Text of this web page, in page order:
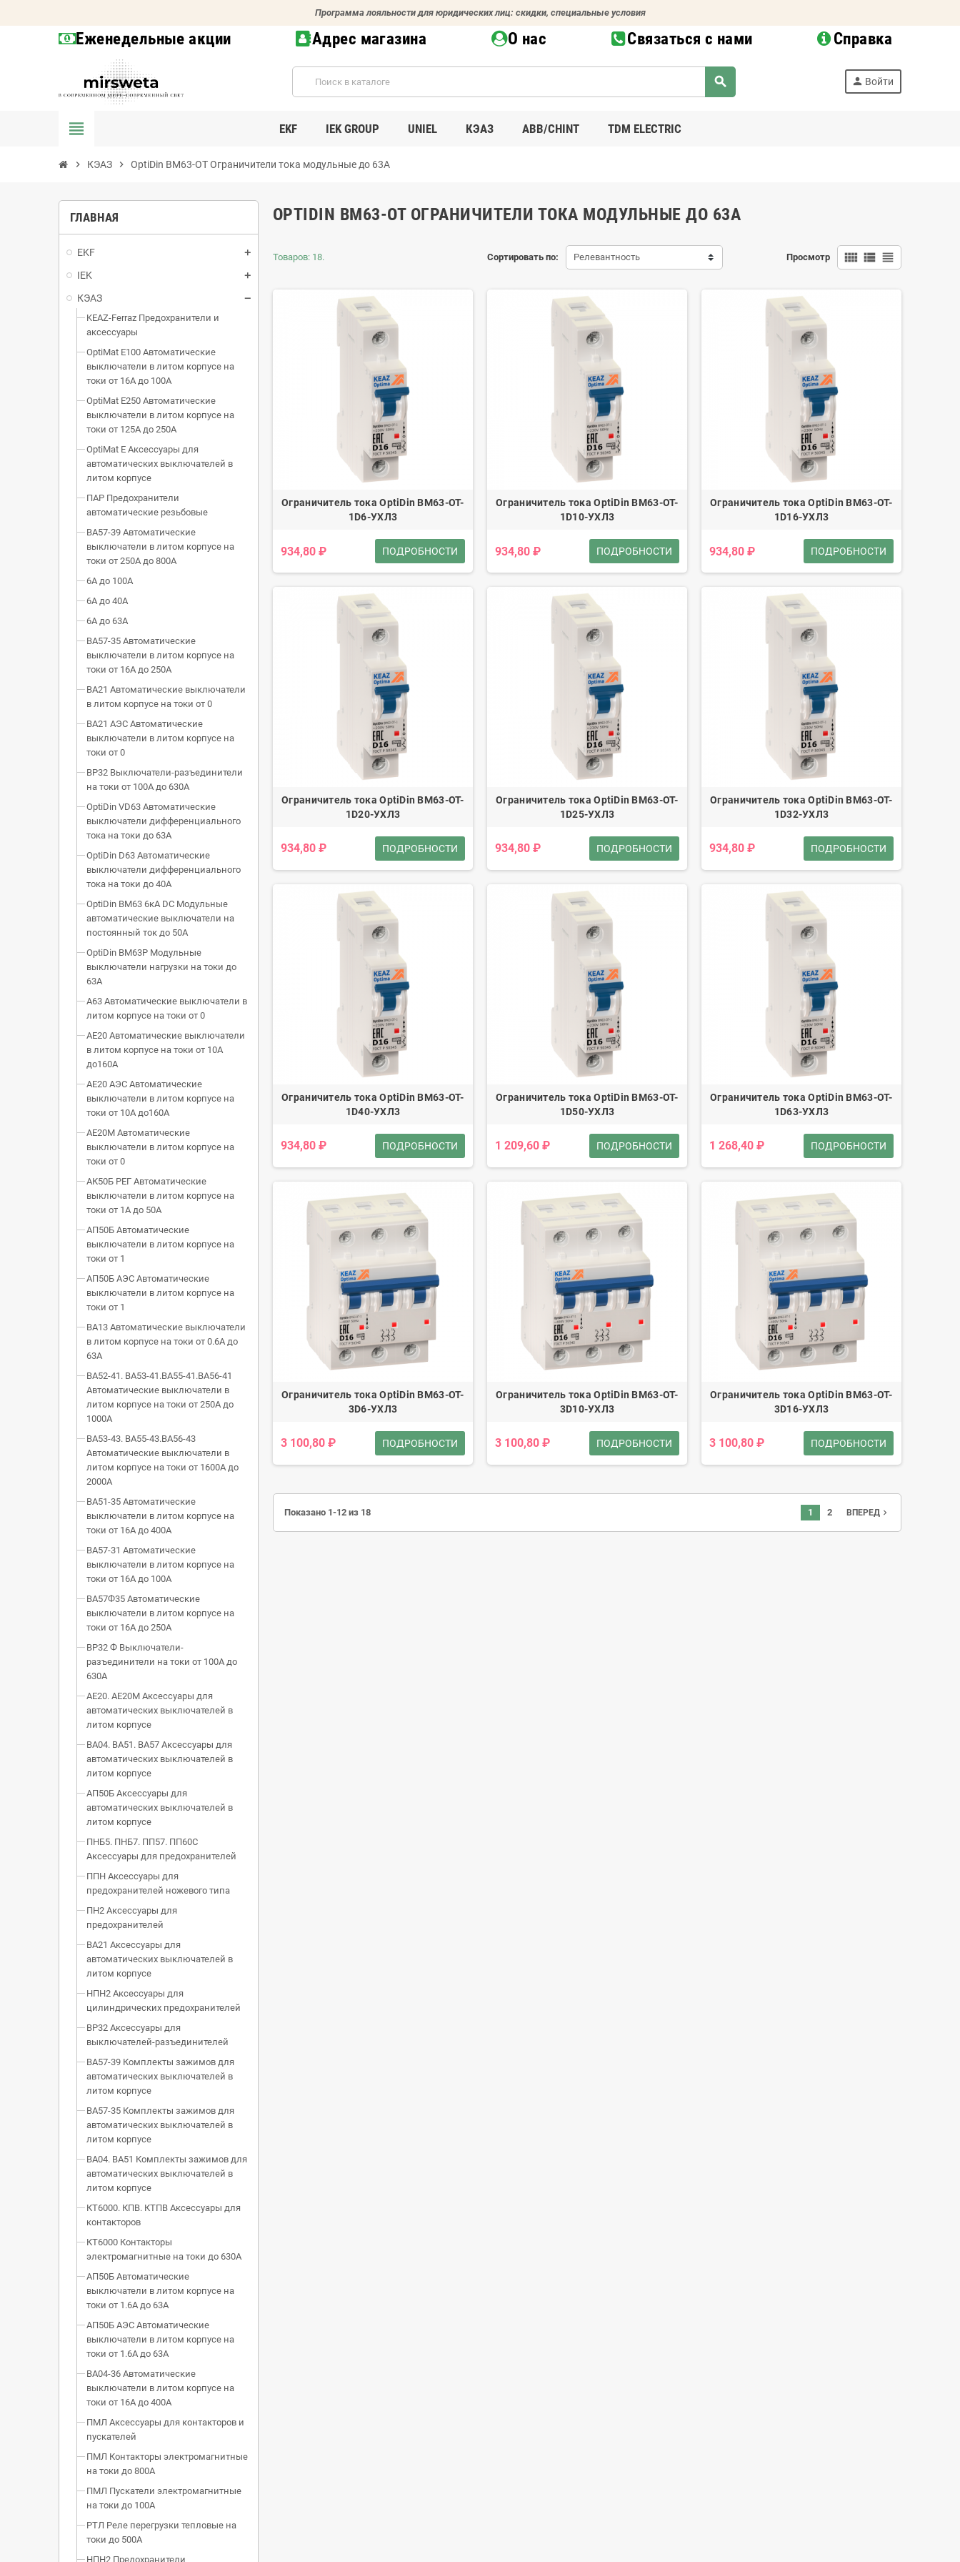
Программа лояльности для юридических лиц: скидки, специальные условия
Еженедельные акции Адрес магазина О нас Связаться с нами Справка
search person Войти
view_headline EKF IEK GROUP UNIEL КЭАЗ ABB/CHINT TDM ELECTRIC
chevron_right КЭАЗ chevron_right OptiDin BM63-OT Ограничители тока модульные до 63А
ГЛАВНАЯ
EKF
IEK
КЭАЗ
KEAZ-Ferraz Предохранители и
аксессуары
OptiMat E100 Автоматические
выключатели в литом корпусе на
токи от 16А до 100А
OptiMat E250 Автоматические
выключатели в литом корпусе на
токи от 125А до 250А
OptiMat E Аксессуары для
автоматических выключателей в
литом корпусе
ПАР Предохранители
автоматические резьбовые
ВА57-39 Автоматические
выключатели в литом корпусе на
токи от 250А до 800А
6А до 100А
6А до 40А
6А до 63А
ВА57-35 Автоматические
выключатели в литом корпусе на
токи от 16А до 250А
ВА21 Автоматические выключатели
в литом корпусе на токи от 0
ВА21 АЭС Автоматические
выключатели в литом корпусе на
токи от 0
ВР32 Выключатели-разъединители
на токи от 100А до 630А
OptiDin VD63 Автоматические
выключатели дифференциального
тока на токи до 63А
OptiDin D63 Автоматические
выключатели дифференциального
тока на токи до 40А
OptiDin BM63 6кА DC Модульные
автоматические выключатели на
постоянный ток до 50А
OptiDin BM63P Модульные
выключатели нагрузки на токи до
63А
А63 Автоматические выключатели в
литом корпусе на токи от 0
АЕ20 Автоматические выключатели
в литом корпусе на токи от 10А
до160А
АЕ20 АЭС Автоматические
выключатели в литом корпусе на
токи от 10А до160А
АЕ20М Автоматические
выключатели в литом корпусе на
токи от 0
АК50Б РЕГ Автоматические
выключатели в литом корпусе на
токи от 1А до 50А
АП50Б Автоматические
выключатели в литом корпусе на
токи от 1
АП50Б АЭС Автоматические
выключатели в литом корпусе на
токи от 1
ВА13 Автоматические выключатели
в литом корпусе на токи от 0.6А до
63А
ВА52-41. ВА53-41.ВА55-41.ВА56-41
Автоматические выключатели в
литом корпусе на токи от 250А до
1000А
ВА53-43. ВА55-43.ВА56-43
Автоматические выключатели в
литом корпусе на токи от 1600А до
2000А
ВА51-35 Автоматические
выключатели в литом корпусе на
токи от 16А до 400А
ВА57-31 Автоматические
выключатели в литом корпусе на
токи от 16А до 100А
ВА57Ф35 Автоматические
выключатели в литом корпусе на
токи от 16А до 250А
ВР32 Ф Выключатели-
разъединители на токи от 100А до
630А
АЕ20. АЕ20М Аксессуары для
автоматических выключателей в
литом корпусе
ВА04. ВА51. ВА57 Аксессуары для
автоматических выключателей в
литом корпусе
АП50Б Аксессуары для
автоматических выключателей в
литом корпусе
ПНБ5. ПНБ7. ПП57. ПП60С
Аксессуары для предохранителей
ППН Аксессуары для
предохранителей ножевого типа
ПН2 Аксессуары для
предохранителей
ВА21 Аксессуары для
автоматических выключателей в
литом корпусе
НПН2 Аксессуары для
цилиндрических предохранителей
ВР32 Аксессуары для
выключателей-разъединителей
ВА57-39 Комплекты зажимов для
автоматических выключателей в
литом корпусе
ВА57-35 Комплекты зажимов для
автоматических выключателей в
литом корпусе
ВА04. ВА51 Комплекты зажимов для
автоматических выключателей в
литом корпусе
КТ6000. КПВ. КТПВ Аксессуары для
контакторов
КТ6000 Контакторы
электромагнитные на токи до 630А
АП50Б Автоматические
выключатели в литом корпусе на
токи от 1.6А до 63А
АП50Б АЭС Автоматические
выключатели в литом корпусе на
токи от 1.6А до 63А
ВА04-36 Автоматические
выключатели в литом корпусе на
токи от 16А до 400А
ПМЛ Аксессуары для контакторов и
пускателей
ПМЛ Контакторы электромагнитные
на токи до 800А
ПМЛ Пускатели электромагнитные
на токи до 100А
РТЛ Реле перегрузки тепловые на
токи до 500А
НПН2 Предохранители
OPTIDIN BM63-OT ОГРАНИЧИТЕЛИ ТОКА МОДУЛЬНЫЕ ДО 63А
Сортировать по: Релевантность Просмотр view_comfy view_list view_headline
Товаров: 18.
Ограничитель тока OptiDin BM63-OT-
1D6-УХЛ3
934,80 ₽ ПОДРОБНОСТИ
Ограничитель тока OptiDin BM63-OT-
1D10-УХЛ3
934,80 ₽ ПОДРОБНОСТИ
Ограничитель тока OptiDin BM63-OT-
1D16-УХЛ3
934,80 ₽ ПОДРОБНОСТИ
Ограничитель тока OptiDin BM63-OT-
1D20-УХЛ3
934,80 ₽ ПОДРОБНОСТИ
Ограничитель тока OptiDin BM63-OT-
1D25-УХЛ3
934,80 ₽ ПОДРОБНОСТИ
Ограничитель тока OptiDin BM63-OT-
1D32-УХЛ3
934,80 ₽ ПОДРОБНОСТИ
Ограничитель тока OptiDin BM63-OT-
1D40-УХЛ3
934,80 ₽ ПОДРОБНОСТИ
Ограничитель тока OptiDin BM63-OT-
1D50-УХЛ3
1 209,60 ₽ ПОДРОБНОСТИ
Ограничитель тока OptiDin BM63-OT-
1D63-УХЛ3
1 268,40 ₽ ПОДРОБНОСТИ
Ограничитель тока OptiDin BM63-OT-
3D6-УХЛ3
3 100,80 ₽ ПОДРОБНОСТИ
Ограничитель тока OptiDin BM63-OT-
3D10-УХЛ3
3 100,80 ₽ ПОДРОБНОСТИ
Ограничитель тока OptiDin BM63-OT-
3D16-УХЛ3
3 100,80 ₽ ПОДРОБНОСТИ
Показано 1-12 из 18 1 2 ВПЕРЕДnavigate_next